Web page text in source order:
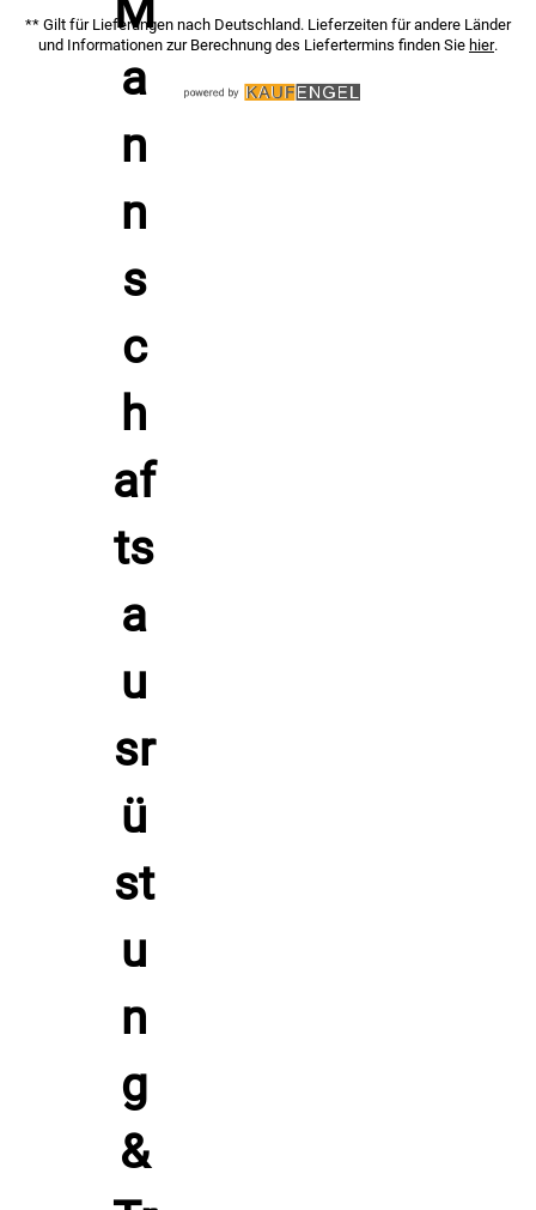
Marke: Patrick Teamsport Belgien
Unterschied von Leder-Bicolor-Nylon zu anderen Materialien
angenehme Mischung aus natürlicher Geschmeidigkeit und
Kunstleder bleibt der Sitz länger formstabil und fühlt sich
auf dem Spann angenehmer an, während Nylon-Fasern das
Gegenüber reinem Mesh schützt das Obermaterial besser
Pflegehinweise - Schiedsrichterschuhe REFEREE S 8 von
Entferne Einlegesohle und lasse Schuh und Sohle bei
Zimmertemperatur an der Luft trocknen. Vermeide Heizung,
Föhn und direkte Sonne. Pflege das Leder mit einer
geeigneten, farbneutralen Schuhcreme und halte das
REFEREE S 8 im beiliegenden Schuhbeutel trocken und gut
Lindestraat 58,
** Gilt für Lieferungen nach Deutschland. Lieferzeiten für andere Länder
und Informationen zur Berechnung des Liefertermins finden Sie hier.